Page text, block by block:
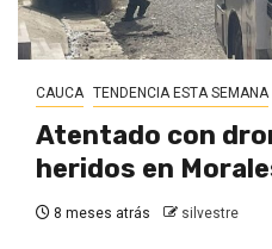
CAUCA TENDENCIA ESTA SEMANA
Atentado con
heridos en
8 meses atrás silvestre